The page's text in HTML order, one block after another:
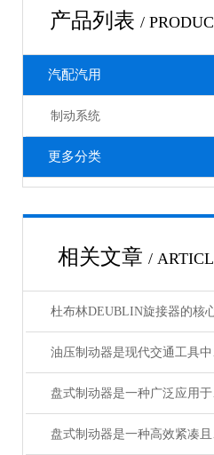
产品列表 /
汽配汽用
制动系统
更多分类
相关文章 /
油
盘式制
盘